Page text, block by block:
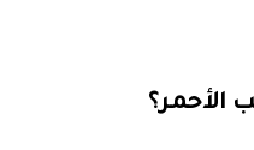
الأحمر؟